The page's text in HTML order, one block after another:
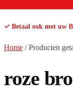
✓ Betaal ook met uw
Home /Producten
roze